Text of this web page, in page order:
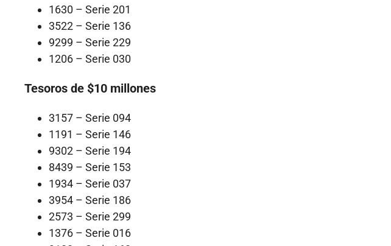
1630 – Serie 201
3522 – Serie 136
9299 – Serie 229
1206 – Serie 030
Tesoros de $10 millones
3157 – Serie 094
1191 – Serie 146
9302 – Serie 194
8439 – Serie 153
1934 – Serie 037
3954 – Serie 186
2573 – Serie 299
1376 – Serie 016